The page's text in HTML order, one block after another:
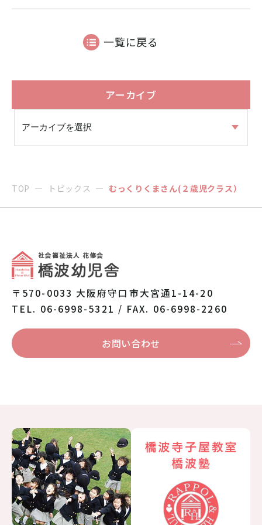
一覧に戻る
アーカイブ
TOP トピックス むっくりくまさん(２歳児クラス）
〒570-0033 大阪府守口市大宮通1-14-20
TEL. 06-6998-5321 / FAX. 06-6998-2260
お問い合わせ